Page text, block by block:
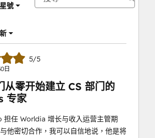
號
5/5
日
从零开始建立 CS 部门的
专家
担任 Worldia 增长与收入运营主管期
他密切合作，我可以自信地说，他是将